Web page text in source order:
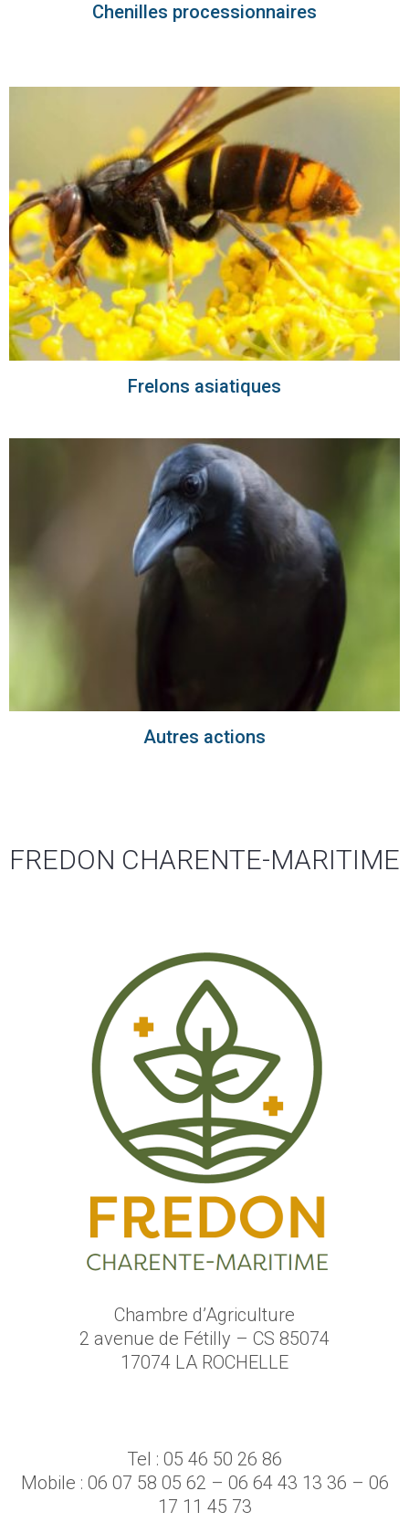
Chenilles processionnaires
Frelons asiatiques
Autres actions
FREDON CHARENTE-MARITIME
Chambre d’Agriculture
2 avenue de Fétilly – CS 85074
17074 LA ROCHELLE
Tel : 05 46 50 26 86
Mobile : 06 07 58 05 62 – 06 64 43 13 36 – 06
17 11 45 73